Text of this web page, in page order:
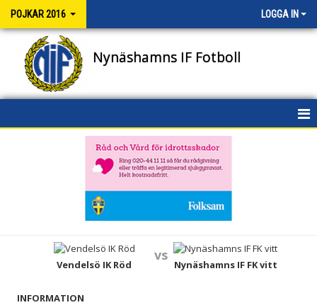
POJKAR 2016 LOGGA IN
Nynäshamns IF Fotboll
BILDGALLERI
Vendelsö IK Röd
vs
Nynäshamns IF FK vitt
INFORMATION